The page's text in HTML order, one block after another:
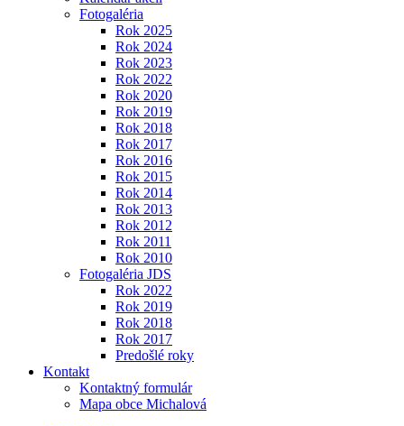
Fotogaléria
Rok 2025
Rok 2024
Rok 2023
Rok 2022
Rok 2020
Rok 2019
Rok 2018
Rok 2017
Rok 2016
Rok 2015
Rok 2014
Rok 2013
Rok 2012
Rok 2011
Rok 2010
Fotogaléria JDS
Rok 2022
Rok 2019
Rok 2018
Rok 2017
Predošlé roky
Kontakt
Kontaktný formulár
Mapa obce Michalová